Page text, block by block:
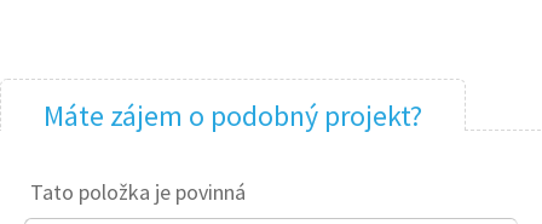
Máte zájem o podobný projekt?
Tato položka je povinná